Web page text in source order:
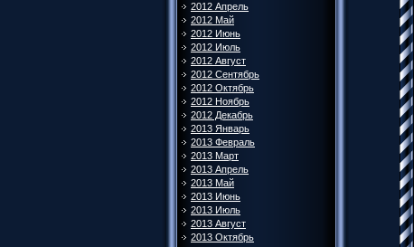
2012 Апрель
2012 Май
2012 Июнь
2012 Июль
2012 Август
2012 Сентябрь
2012 Октябрь
2012 Ноябрь
2012 Декабрь
2013 Январь
2013 Февраль
2013 Март
2013 Апрель
2013 Май
2013 Июнь
2013 Июль
2013 Август
2013 Октябрь